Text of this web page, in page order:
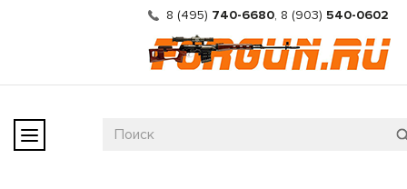
8 (495) 740-6680, 8 (903) 540-0602